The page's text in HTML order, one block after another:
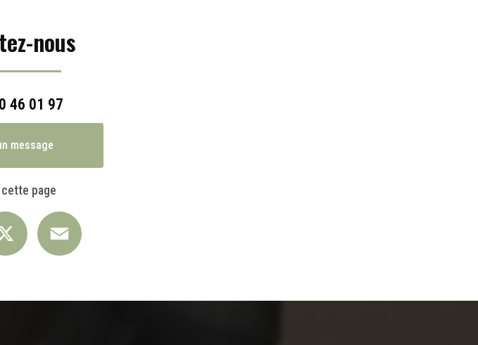
nous
46 01 97
message
page